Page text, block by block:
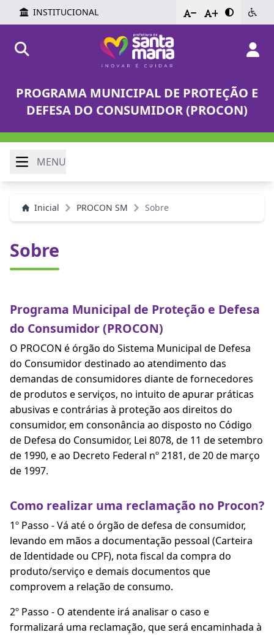
INSTITUCIONAL - +
PROGRAMA MUNICIPAL DE PROTEÇÃO E
DEFESA DO CONSUMIDOR (PROCON)
MENU
Inicial PROCON SM Sobre
Sobre
Programa Municipal de Proteção e Defesa
do Consumidor (PROCON)
O PROCON é órgão do Sistema Municipal de Defesa
do Consumidor destinado ao atendimento das
demandas de consumidores diante de fornecedores
de produtos e serviços, no intuito de apurar práticas
abusivas e contrárias à proteção aos direitos do
consumidor, em consonância ao disposto no Código
de Defesa do Consumidor, Lei 8078, de 11 de setembro
de 1990, e ao Decreto Federal nº 2181, de 20 de março
de 1997.
Como realizar uma reclamação no Procon?
1º Passo - Vá até o órgão de defesa de consumidor,
levando em mãos a documentação pessoal (Carteira
de Identidade ou CPF), nota fiscal da compra do
produto/serviço e demais documentos que
comprovem a relação de consumo.
2º Passo - O atendente irá analisar o caso e
formalizará uma reclamação, que será encaminhada à